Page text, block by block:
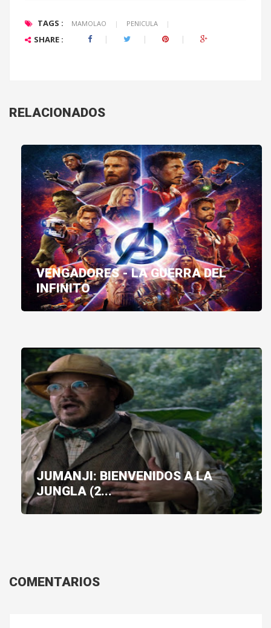
TAGS : MAMOLAO | PENICULA |
SHARE :
RELACIONADOS
VENGADORES - LA GUERRA DEL
INFINITO
JUMANJI: BIENVENIDOS A LA
JUNGLA (2...
COMENTARIOS